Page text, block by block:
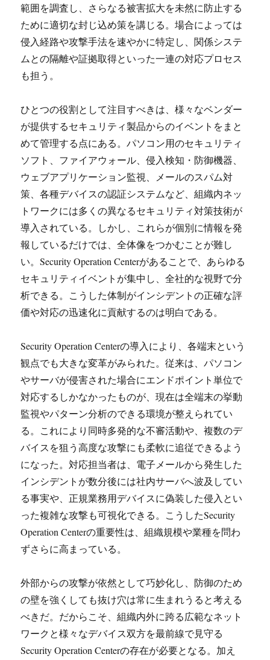
範囲を調査し、さらなる被害拡大を未然に防止する
ために適切な封じ込め策を講じる。場合によっては
侵入経路や攻撃手法を速やかに特定し、関係システ
ムとの隔離や証拠取得といった一連の対応プロセス
も担う。
ひとつの役割として注目すべきは、様々なベンダー
が提供するセキュリティ製品からのイベントをまと
めて管理する点にある。パソコン用のセキュリティ
ソフト、ファイアウォール、侵入検知・防御機器、
ウェブアプリケーション監視、メールのスパム対
策、各種デバイスの認証システムなど、組織内ネッ
トワークには多くの異なるセキュリティ対策技術が
導入されている。しかし、これらが個別に情報を発
報しているだけでは、全体像をつかむことが難し
い。Security Operation Centerがあることで、あらゆる
セキュリティイベントが集中し、全社的な視野で分
析できる。こうした体制がインシデントの正確な評
価や対応の迅速化に貢献するのは明白である。
Security Operation Centerの導入により、各端末という
観点でも大きな変革がみられた。従来は、パソコン
やサーバが侵害された場合にエンドポイント単位で
対応するしかなかったものが、現在は全端末の挙動
監視やパターン分析のできる環境が整えられてい
る。これにより同時多発的な不審活動や、複数のデ
バイスを狙う高度な攻撃にも柔軟に追従できるよう
になった。対応担当者は、電子メールから発生した
インシデントが数分後には社内サーバへ波及してい
る事実や、正規業務用デバイスに偽装した侵入とい
った複雑な攻撃も可視化できる。こうしたSecurity
Operation Centerの重要性は、組織規模や業種を問わ
ずさらに高まっている。
外部からの攻撃が依然として巧妙化し、防御のため
の壁を強くしても抜け穴は常に生まれうると考える
べきだ。だからこそ、組織内外に跨る広範なネット
ワークと様々なデバイス双方を最前線で見守る
Security Operation Centerの存在が必要となる。加え